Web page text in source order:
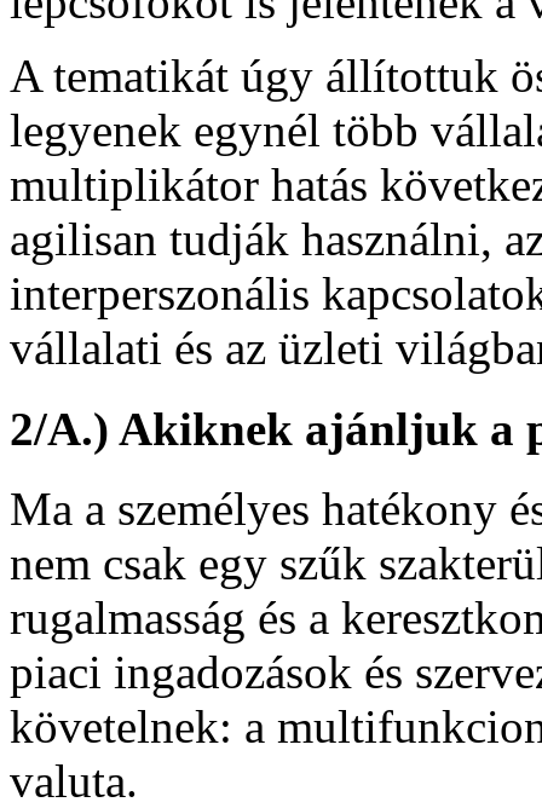
A tematikát úgy állítottuk
legyenek egynél több
multiplikátor hatás
agilisan tudják használni,
interperszonális
vállalati és az üzleti
2/A.) Akiknek ajánljuk a
Ma a személyes hatékony
nem csak egy szűk
rugalmasság és a
piaci ingadozások és
követelnek: a
valuta.